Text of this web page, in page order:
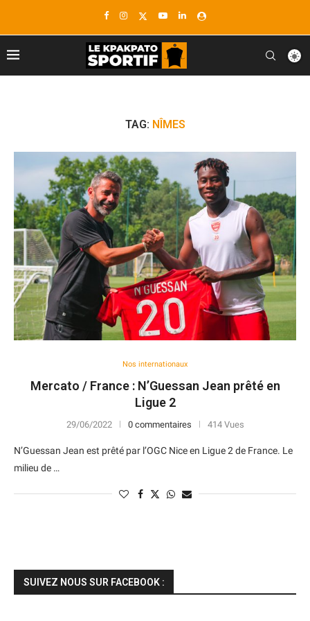
TAG: NÎMES
Nos internationaux
Mercato / France : N’Guessan Jean prêté en
Ligue 2
29/06/2022 0 commentaires 414 Vues
N’Guessan Jean est prêté par l’OGC Nice en Ligue 2 de France. Le
milieu de …
SUIVEZ NOUS SUR FACEBOOK :